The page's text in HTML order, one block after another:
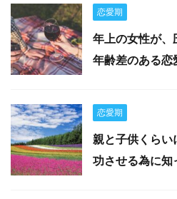
恋愛期
年上の女性が、
年齢差のある恋
恋愛期
親と子供くらい
功させる為に知